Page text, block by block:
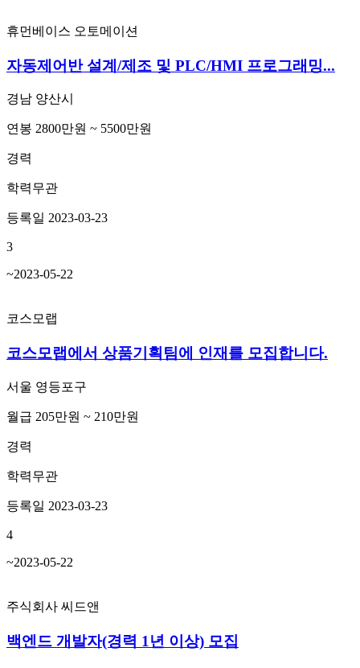
휴먼베이스 오토메이션
자동제어반 설계/제조 및 PLC/HMI 프로그래밍...
경남 양산시
연봉 2800만원 ~ 5500만원
경력
학력무관
등록일 2023-03-23
3
~2023-05-22
코스모랩
코스모랩에서 상품기획팀에 인재를 모집합니다.
서울 영등포구
월급 205만원 ~ 210만원
경력
학력무관
등록일 2023-03-23
4
~2023-05-22
주식회사 씨드앤
백엔드 개발자(경력 1년 이상) 모집